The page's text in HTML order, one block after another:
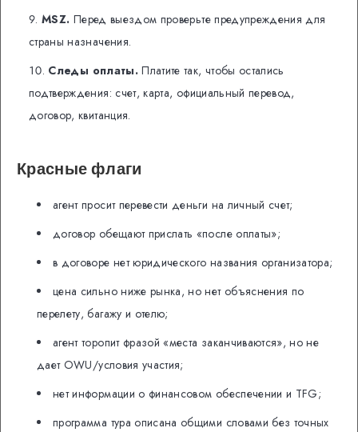
MSZ. Перед выездом проверьте предупреждения для
страны назначения.
Следы оплаты.Платите так, чтобы остались
подтверждения: счет, карта, официальный перевод,
договор, квитанция.
Красные флаги
агент просит перевести деньги на личный счет;
договор обещают прислать «после оплаты»;
в договоре нет юридического названия организатора;
цена сильно ниже рынка, но нет объяснения по
перелету, багажу и отелю;
агент торопит фразой «места заканчиваются», но не
дает OWU/условия участия;
нет информации о финансовом обеспечении и TFG;
программа тура описана общими словами без точных